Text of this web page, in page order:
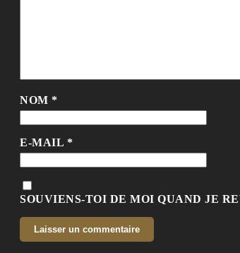
NOM *
E-MAIL *
SOUVIENS-TOI DE MOI QUAND JE